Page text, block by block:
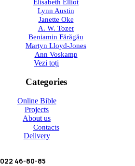
Elisabeth Elliot
Lynn Austin
Janette Oke
A. W. Tozer
Beniamin Fărăgău
Martyn Lloyd-Jones
Ann Voskamp
Vezi toți
Categories
Online Bible
Projects
About us
Contacts
Delivery
022 46-80-85